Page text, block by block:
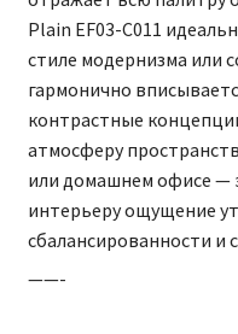
Plain EF03-C011
стиле модернизма или
гармонично
контрастные
атмосферу
или домашнем офисе —
интерьеру ощущение
сбалансированности и
——-